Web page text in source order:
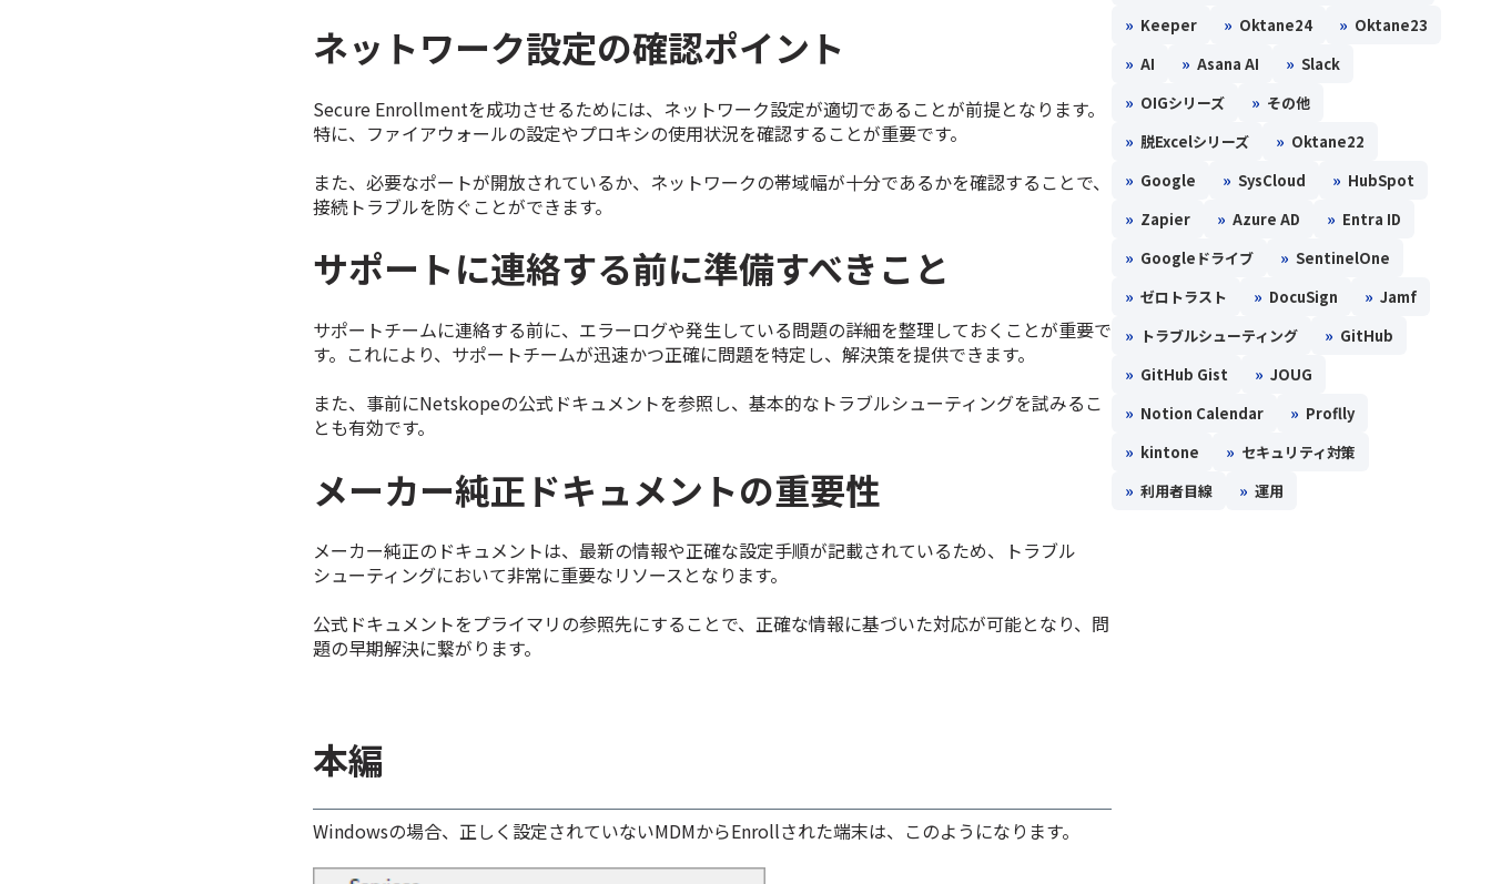
ネットワーク設定の確認ポイント
Secure Enrollmentを成功させるためには、ネットワーク設定が適切であることが前提となります。
特に、ファイアウォールの設定やプロキシの使用状況を確認することが重要です。
また、必要なポートが開放されているか、ネットワークの帯域幅が十分であるかを確認することで、
接続トラブルを防ぐことができます。
サポートに連絡する前に準備すべきこと
サポートチームに連絡する前に、エラーログや発生している問題の詳細を整理しておくことが重要で
す。これにより、サポートチームが迅速かつ正確に問題を特定し、解決策を提供できます。
また、事前にNetskopeの公式ドキュメントを参照し、基本的なトラブルシューティングを試みるこ
とも有効です。
メーカー純正ドキュメントの重要性
メーカー純正のドキュメントは、最新の情報や正確な設定手順が記載されているため、トラブル
シューティングにおいて非常に重要なリソースとなります。
公式ドキュメントをプライマリの参照先にすることで、正確な情報に基づいた対応が可能となり、問
題の早期解決に繋がります。
本編
Windowsの場合、正しく設定されていないMDMからEnrollされた端末は、このようになります。
» Keeper » Oktane24 » Oktane23
» AI » Asana AI » Slack
» OIGシリーズ » その他
» 脱Excelシリーズ » Oktane22
» Google » SysCloud » HubSpot
» Zapier » Azure AD » Entra ID
» Googleドライブ » SentinelOne
» ゼロトラスト » DocuSign » Jamf
» トラブルシューティング » GitHub
» GitHub Gist » JOUG
» Notion Calendar » Proflly
» kintone » セキュリティ対策
» 利用者目線 » 運用